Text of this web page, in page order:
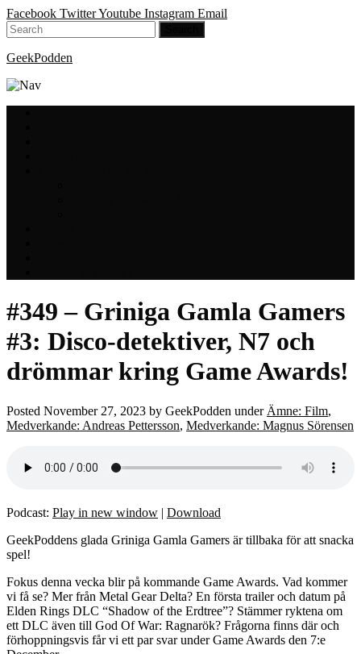
Facebook TwitterYoutube Instagram Email
GeekPodden
#349 – Griniga Gamla Gamers
#3: Disco-detektiver, N7 och
drömmar kring Game Awards!
Posted November 27, 2023 by GeekPodden under Ämne: Film,
Medverkande: Andreas Pettersson, Medverkande: Magnus Sörensen
Podcast: Play in new window | Download
GeekPoddens glada Griniga Gamla Gamers är tillbaka för att snacka
spel!
Fokus denna vecka blir på kommande Game Awards. Vad kommer
vi få se? Mer från Metal Gear Delta? En första trailer och datum på
Elden Rings DLC “Shadow of the Erdtree”? Stämmer ryktena om
ett DLC även till God Of War: Ragnarök? Frågorna finns där och
förhoppningsvis får vi ett par svar under Game Awards den 7:e